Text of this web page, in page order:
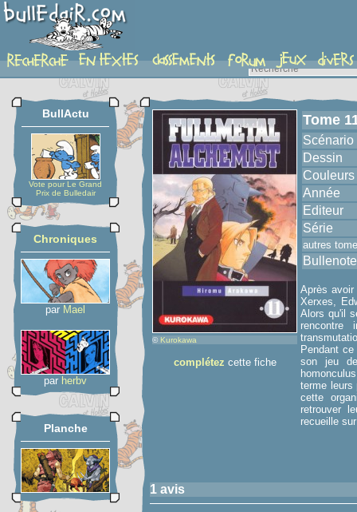
album
BullActu
Vote pour Le Grand
Prix de Bulledair
Chroniques
par Mael
par herbv
Planche
© Kurokawa
complétez cette fiche
Tome
Scénario
Dessin
Couleurs
Année
Editeur
Série
autres
Bullenote
Après
Xerxes,
Alors qu'il
rencontre
Pendant
son jeu
terme leurs
cette
retrouver
recueille
1 avis